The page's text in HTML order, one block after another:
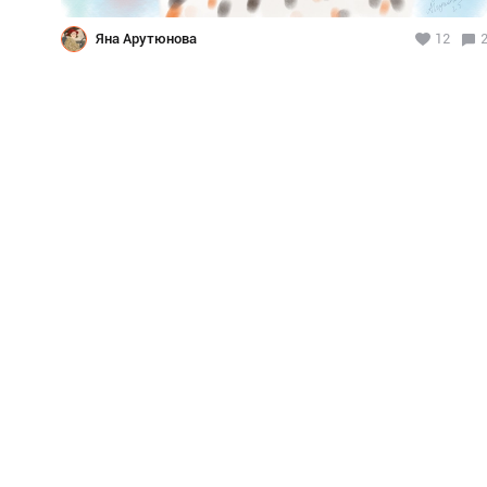
Яна Арутюнова 12 2